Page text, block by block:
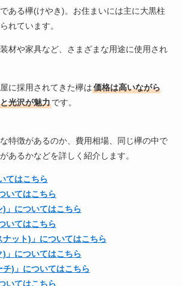
ある欅(けやき)。お住まいには主に大黒柱
れています。
材や家具など、さまざまな用途に使用され
に採用されてきた欅は価格は高いながら
光沢が魅力です。
特徴があるのか、費用相場、同じ欅の中で
あるかなどを詳しく紹介します。
てはこちら
いてはこちら
)」についてはこちら
いてはこちら
ナット)」についてはこちら
)」についてはこちら
チ)」についてはこちら
いてはこちら